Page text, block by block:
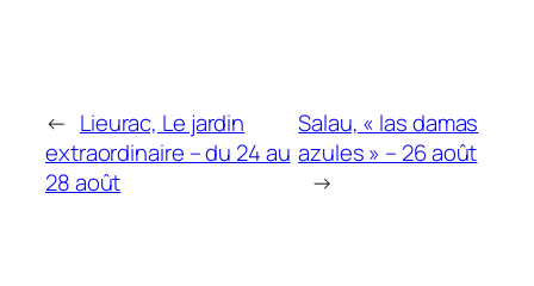
← Lieurac, Le jardin
extraordinaire – du 24 au
28 août
Salau, « las damas
azules » – 26 août
→